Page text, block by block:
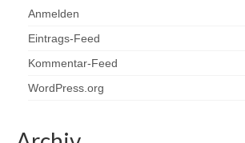
Anmelden
Eintrags-Feed
Kommentar-Feed
WordPress.org